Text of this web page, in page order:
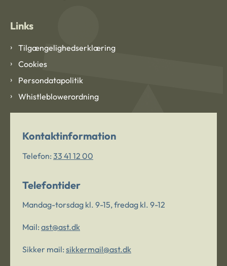
Links
Tilgængelighedserklæring
Cookies
Persondatapolitik
Whistleblowerordning
Kontaktinformation
Telefon: 33 41 12 00
Telefontider
Mandag-torsdag kl. 9-15, fredag kl. 9-12
Mail: ast@ast.dk
Sikker mail: sikkermail@ast.dk